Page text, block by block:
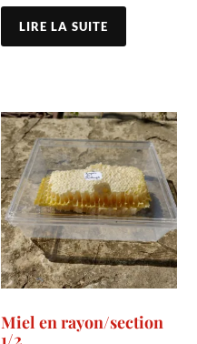
LIRE LA SUITE
Miel en rayon/section
1/2